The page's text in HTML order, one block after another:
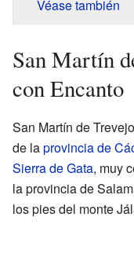
Véase también
San Martín
con Encanto
San Martín de
de laprovincia de
Sierra de Gata, muy
la provincia de
los pies del monte